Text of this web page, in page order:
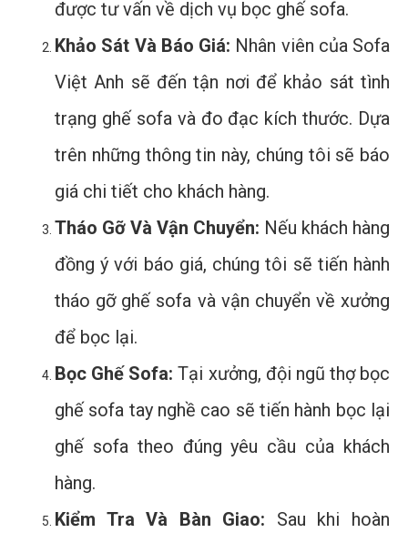
được tư vấn về dịch vụ bọc ghế sofa.
Khảo Sát Và Báo Giá: Nhân viên của Sofa
Việt Anh sẽ đến tận nơi để khảo sát tình
trạng ghế sofa và đo đạc kích thước. Dựa
trên những thông tin này, chúng tôi sẽ báo
giá chi tiết cho khách hàng.
Tháo Gỡ Và Vận Chuyển: Nếu khách hàng
đồng ý với báo giá, chúng tôi sẽ tiến hành
tháo gỡ ghế sofa và vận chuyển về xưởng
để bọc lại.
Bọc Ghế Sofa: Tại xưởng, đội ngũ thợ bọc
ghế sofa tay nghề cao sẽ tiến hành bọc lại
ghế sofa theo đúng yêu cầu của khách
hàng.
Kiểm Tra Và Bàn Giao: Sau khi hoàn